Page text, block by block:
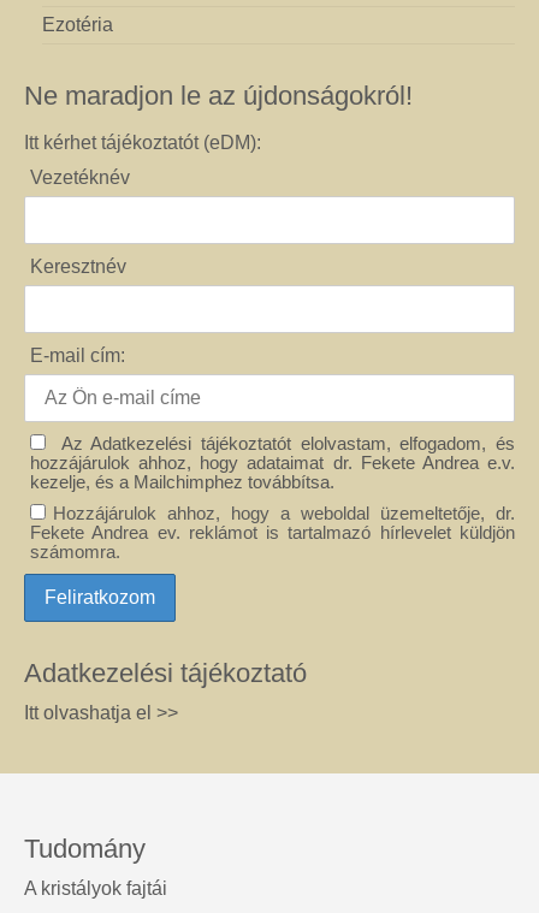
Ezotéria
Ne maradjon le az újdonságokról!
Itt kérhet tájékoztatót (eDM):
Vezetéknév
Keresztnév
E-mail cím:
Az Adatkezelési tájékoztatót elolvastam, elfogadom, és
hozzájárulok ahhoz, hogy adataimat dr. Fekete Andrea e.v.
kezelje, és a Mailchimphez továbbítsa.
Hozzájárulok ahhoz, hogy a weboldal üzemeltetője, dr.
Fekete Andrea ev. reklámot is tartalmazó hírlevelet küldjön
számomra.
Adatkezelési tájékoztató
Itt olvashatja el >>
Tudomány
A kristályok fajtái